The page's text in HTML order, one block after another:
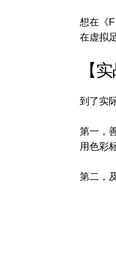
想在《
在虚拟
【
到了实
第一，
用色彩
第二，